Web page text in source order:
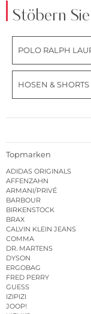
Stöbern
POLO RALPH
HOSEN & SHORTS
Topmarken
ADIDAS ORIGINALS
AFFENZAHN
ARMANI/PRIVÉ
BARBOUR
BIRKENSTOCK
BRAX
CALVIN KLEIN JEANS
COMMA
DR. MARTENS
DYSON
ERGOBAG
FRED PERRY
GUESS
IZIPIZI
JOOP!